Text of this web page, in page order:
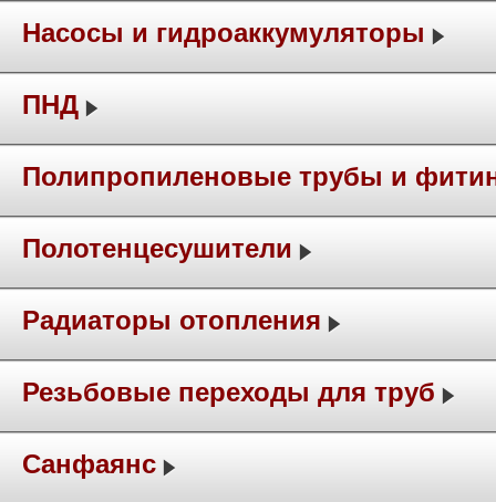
Насосы и гидроаккумуляторы
ПНД
Полипропиленовые трубы и
Полотенцесушители
Радиаторы отопления
Резьбовые переходы для труб
Санфаянс